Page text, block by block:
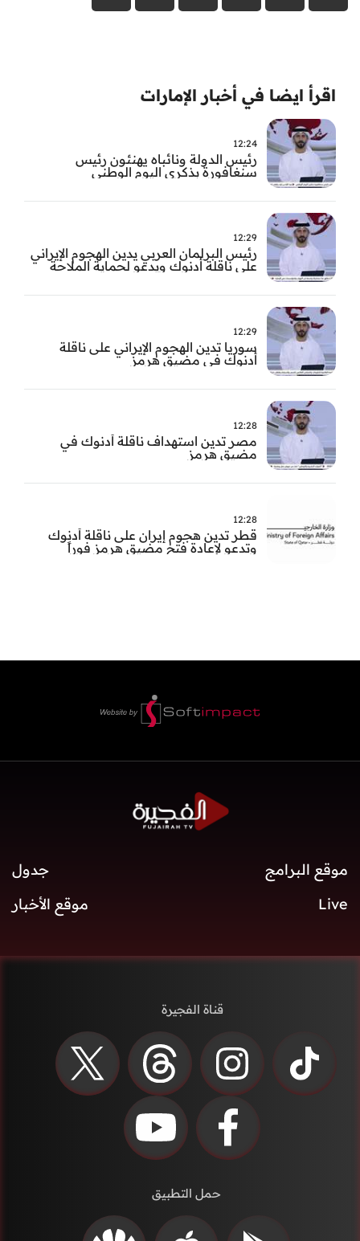
اقرأ ايضا في أخبار الإمارات
12:24
رئيس الدولة ونائباه يهنئون رئيس
سنغافورة بذكرى اليوم الوطني
12:29
رئيس البرلمان العربي يدين الهجوم الإيراني
على ناقلة أدنوك ويدعو لحماية الملاحة
12:29
سوريا تدين الهجوم الإيراني على ناقلة
أدنوك في مضيق هرمز ‏
12:28
مصر تدين استهداف ناقلة أدنوك في
مضيق هرمز
12:28
قطر تدين هجوم إيران على ناقلة أدنوك
وتدعو لإعادة فتح مضيق هرمز فوراً
موقع البرامج
جدول
Live
موقع الأخبار
قناة الفجيرة
حمل التطبيق